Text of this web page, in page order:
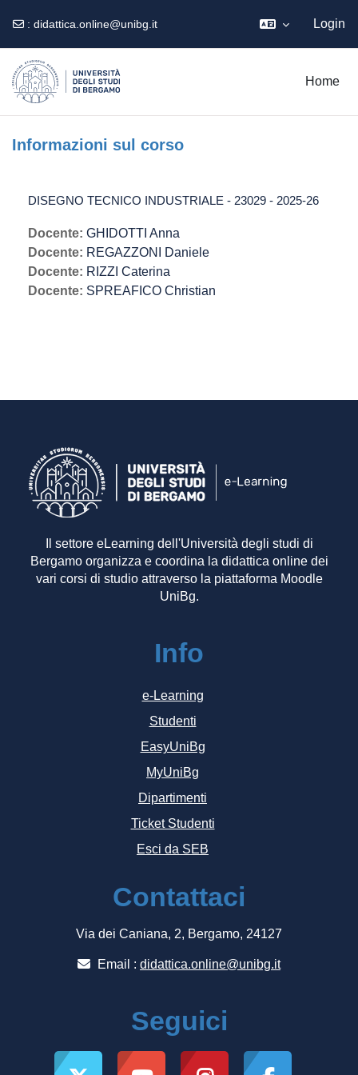
: didattica.online@unibg.it Login
Home
Informazioni sul corso
DISEGNO TECNICO INDUSTRIALE - 23029 - 2025-26
Docente: GHIDOTTI Anna
Docente: REGAZZONI Daniele
Docente: RIZZI Caterina
Docente: SPREAFICO Christian
Il settore eLearning dell'Università degli studi di
Bergamo organizza e coordina la didattica online dei
vari corsi di studio attraverso la piattaforma Moodle
UniBg.
Info
e-Learning
Studenti
EasyUniBg
MyUniBg
Dipartimenti
Ticket Studenti
Esci da SEB
Contattaci
Via dei Caniana, 2, Bergamo, 24127
Email : didattica.online@unibg.it
Seguici